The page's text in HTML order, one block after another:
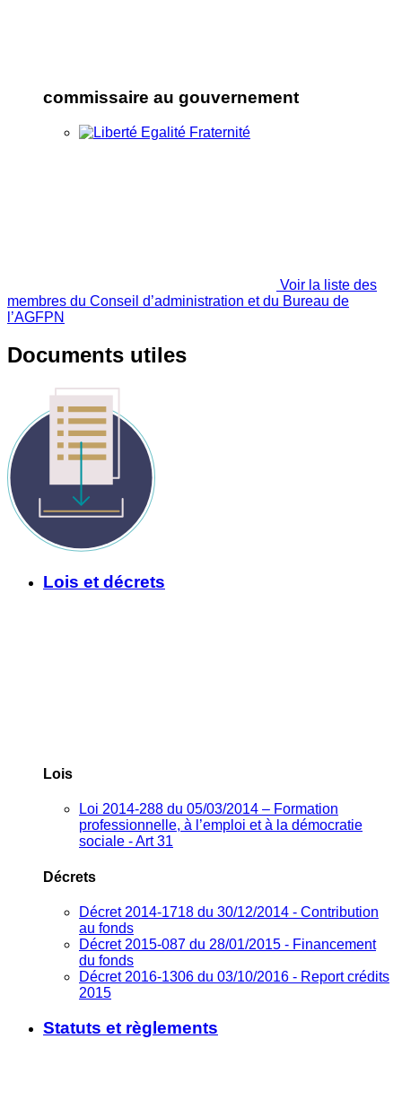
commissaire au gouvernement
Voir la liste des
membres du Conseil d’administration et du Bureau de
l’AGFPN
Documents utiles
Lois et décrets
Lois
Loi 2014-288 du 05/03/2014 – Formation
professionnelle, à l’emploi et à la démocratie
sociale - Art 31
Décrets
Décret 2014-1718 du 30/12/2014 - Contribution
au fonds
Décret 2015-087 du 28/01/2015 - Financement
du fonds
Décret 2016-1306 du 03/10/2016 - Report crédits
2015
Statuts et règlements